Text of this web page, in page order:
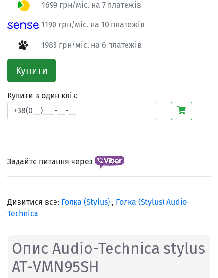
1699 грн/міс. на 7 платежів
1190 грн/міс. на 10 платежів
1983 грн/міс. на 6 платежів
Купити
Купити в один клік:
Задайте питання через
Дивитися все: Голка (Stylus) , Голка (Stylus) Audio-
Technica
Опис Audio-Technica stylus
AT-VMN95SH